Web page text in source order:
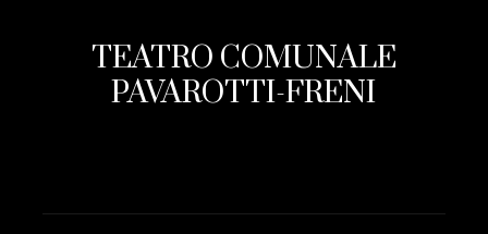
TEATRO COMUNALE
PAVAROTTI-FRENI